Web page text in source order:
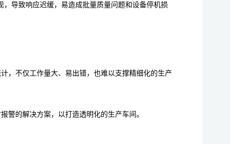
，导致响应迟缓，易造成批量质量问题和设备停机损
，不仅工作量大、易出错，也难以支撑精细化的生产
警的解决方案，以打造透明化的生产车间。